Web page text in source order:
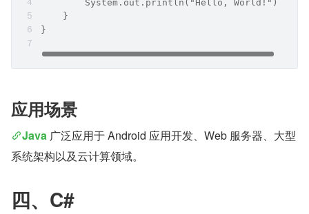
        System.out.println("Hello, World!");
    }
}
应用场景
Java 广泛应用于 Android 应用开发、Web 服务器、大型
系统架构以及云计算领域。
四、C#